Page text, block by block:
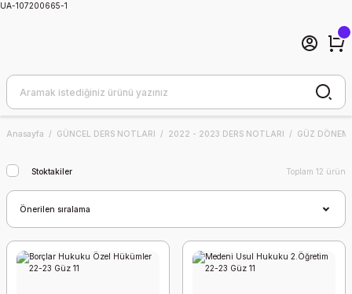
UA-107200665-1
Anasayfa GÜNCEL DERS NOTLARI 2022 - 2023 DERS NOTLARI GÜZ DÖNEMİ
Stoktakiler Toplam 12 ürün